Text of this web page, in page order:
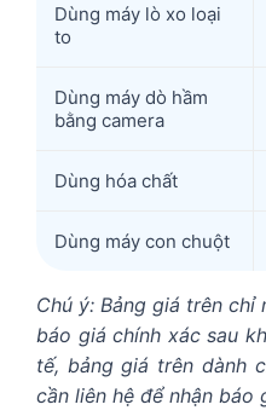
Dùng máy lò xo loại
to
Dùng máy dò hầm
bằng camera
Dùng hóa chất
Dùng máy con chuột
Chú ý: Bảng giá trên chỉ
báo giá chính xác sau
tế, bảng giá trên dành
cần liên hệ để nhận báo